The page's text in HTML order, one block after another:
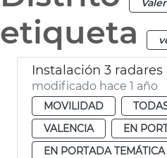
etiqueta
modificado hace 1 año
MOVILIDAD
VALENCIA
EN
EN PORTADA TEMÁTICA